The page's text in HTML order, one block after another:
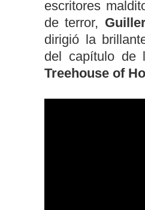
escritores
de terror,
dirigió la
del capítulo de
Treehouse of